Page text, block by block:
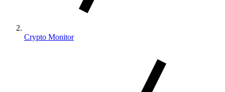
Crypto Monitor